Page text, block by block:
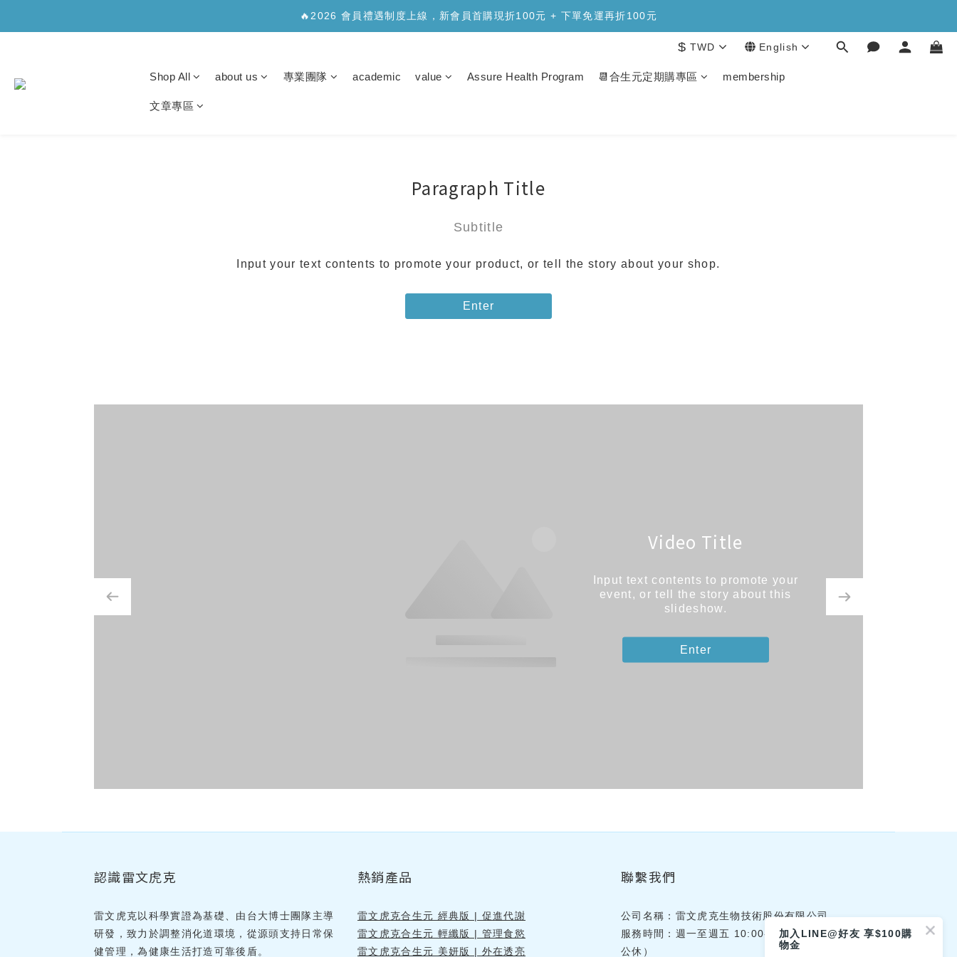
✨【新品上市】合生元樂醣版您的每日「正餐應援」，讓您安心面對精緻澱糖>>>
🔥2026 會員禮遇制度上線，新會員首購現折100元 + 下單免運再折100元
$ TWD English
Shop All about us 專業團隊 academic value Assure Health Program 📆合生元定期購專區 membership
文章專區
Paragraph Title
Subtitle
Input your text contents to promote your product, or tell the story about your shop.
Enter
Video Title
Input text contents to promote your
event, or tell the story about this
slideshow.
Enter
認識雷文虎克
雷文虎克以科學實證為基礎、由台大博士團隊主導
研發，致力於調整消化道環境，從源頭支持日常保
健管理，為健康生活打造可靠後盾。
熱銷產品
雷文虎克合生元 經典版 | 促進代謝
雷文虎克合生元 輕纖版 | 管理食慾
雷文虎克合生元 美妍版 | 外在透亮
聯繫我們
公司名稱：雷文虎克生物技術股份有限公司
服務時間：週一至週五 10:00-18:00（國定假日
公休）
加入LINE@好友 享$100購
物金